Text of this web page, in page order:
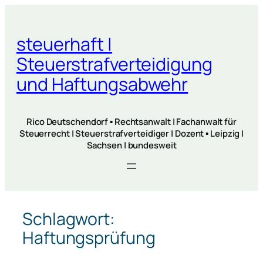
springen
steuerhaft |
Steuerstrafverteidigung
und Haftungsabwehr
Rico Deutschendorf ▪ Rechtsanwalt | Fachanwalt für
Steuerrecht | Steuerstrafverteidiger | Dozent ▪ Leipzig |
Sachsen | bundesweit
Schlagwort:
Haftungsprüfung